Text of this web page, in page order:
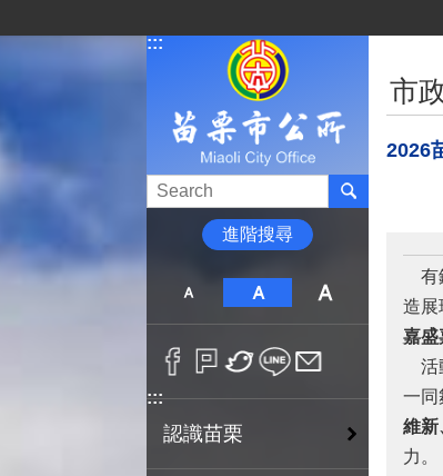
:::
進階搜尋
:::
認識苗栗
市
2026
有
造展
嘉盛
活
一同
維新
力。